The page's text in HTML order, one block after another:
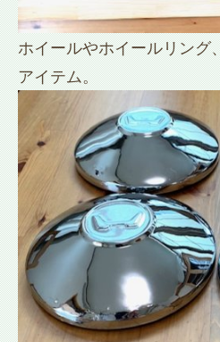
ホイールやホイールリング
アイテム。